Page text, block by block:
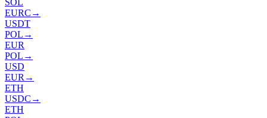
SOL
EURC →
USDT
POL →
EUR
POL →
USD
EUR →
ETH
USDC →
ETH